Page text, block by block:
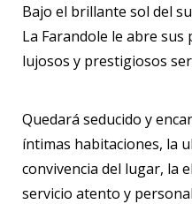
Bajo el brillante sol del
La Farandole le abre
lujosos y prestigiosos
Quedará seducido y
íntimas habitaciones, la
convivencia del lugar, la
servicio atento y